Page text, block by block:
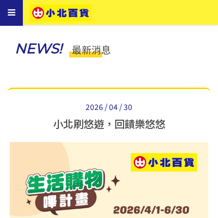
Toggle
navigation
NEWS! 最新消息
2026 / 04 / 30
小北刷悠遊，回饋樂悠悠